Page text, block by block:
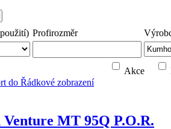
Profirozměr
Akce
do Řádkové zobrazení
MT 95Q P.O.R.